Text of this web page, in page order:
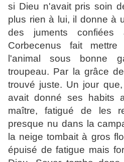
si Dieu n'avait pris soin
plus rien à lui, il donne à
des juments
Corbecenus fait
l'animal sous bonne
troupeau. Par la grâce
trouvé juste. Un jour
avait donné ses habits
maître, fatigué de les
presque nu dans la
la neige tombait à gros
épuisé de fatigue mais